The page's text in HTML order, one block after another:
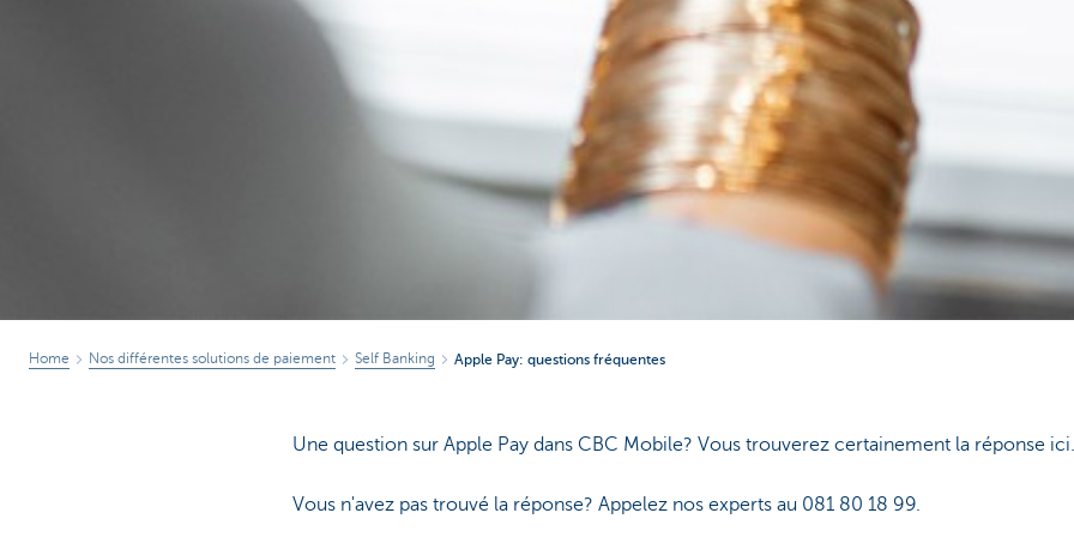
Home Nos différentes solutions de paiement Self Banking Apple Pay: questions fréquentes
Une question sur Apple Pay dans CBC Mobile? Vous trouverez certainement la réponse ici.
Vous n'avez pas trouvé la réponse? Appelez nos experts au 081 80 18 99.